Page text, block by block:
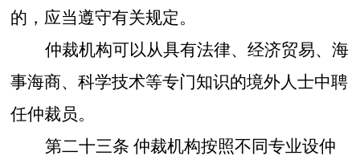
的，应当遵守有关规定。
仲裁机构可以从具有法律、经济贸易、海
事海商、科学技术等专门知识的境外人士中聘
任仲裁员。
第二十三条 仲裁机构按照不同专业设仲